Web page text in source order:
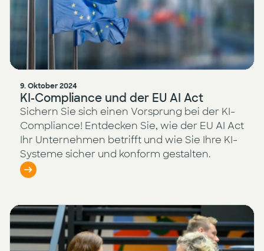
9. Oktober 2024
KI-Compliance und der EU AI Act
Sichern Sie sich einen Vorsprung bei der KI-
Compliance! Entdecken Sie, wie der EU AI Act
Ihr Unternehmen betrifft und wie Sie Ihre KI-
Systeme sicher und konform gestalten.